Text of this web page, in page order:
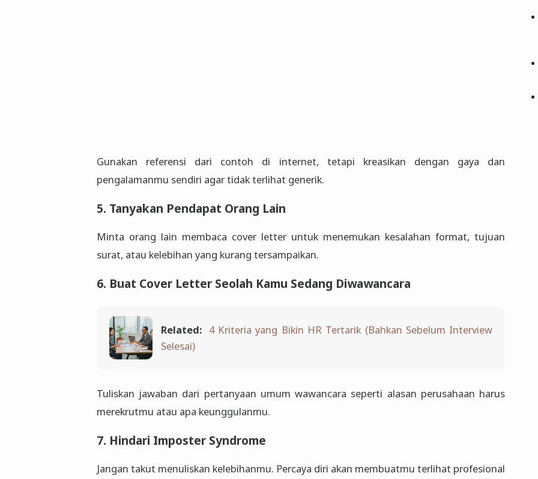
Gunakan referensi dari contoh di internet, tetapi kreasikan dengan gaya dan
pengalamanmu sendiri agar tidak terlihat generik.
5. Tanyakan Pendapat Orang Lain
Minta orang lain membaca cover letter untuk menemukan kesalahan format, tujuan
surat, atau kelebihan yang kurang tersampaikan.
6. Buat Cover Letter Seolah Kamu Sedang Diwawancara
Related: 4 Kriteria yang Bikin HR Tertarik (Bahkan Sebelum Interview
Selesai)
Tuliskan jawaban dari pertanyaan umum wawancara seperti alasan perusahaan harus
merekrutmu atau apa keunggulanmu.
7. Hindari Imposter Syndrome
Jangan takut menuliskan kelebihanmu. Percaya diri akan membuatmu terlihat profesional